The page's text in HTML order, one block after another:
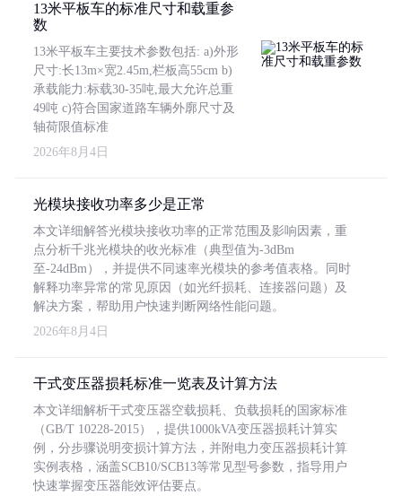
13米平板车的标准尺寸和载重参
数
13米平板车主要技术参数包括: a)外形
尺寸:长13m×宽2.45m,栏板高55cm b)
承载能力:标载30-35吨,最大允许总重
49吨 c)符合国家道路车辆外廓尺寸及
轴荷限值标准
2026年8月4日
光模块接收功率多少是正常
本文详细解答光模块接收功率的正常范围及影响因素，重
点分析千兆光模块的收光标准（典型值为-3dBm
至-24dBm），并提供不同速率光模块的参考值表格。同时
解释功率异常的常见原因（如光纤损耗、连接器问题）及
解决方案，帮助用户快速判断网络性能问题。
2026年8月4日
干式变压器损耗标准一览表及计算方法
本文详细解析干式变压器空载损耗、负载损耗的国家标准
（GB/T 10228-2015），提供1000kVA变压器损耗计算实
例，分步骤说明变损计算方法，并附电力变压器损耗计算
实例表格，涵盖SCB10/SCB13等常见型号参数，指导用户
快速掌握变压器能效评估要点。